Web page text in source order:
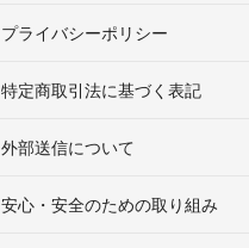
プライバシーポリシー
特定商取引法に基づく表記
外部送信について
安心・安全のための取り組み